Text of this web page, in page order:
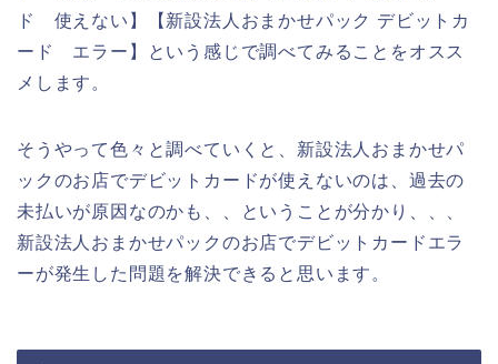
ド 使えない】【新設法人おまかせパック デビットカ
ード エラー】という感じで調べてみることをオスス
メします。
そうやって色々と調べていくと、新設法人おまかせパ
ックのお店でデビットカードが使えないのは、過去の
未払いが原因なのかも、、ということが分かり、、、
新設法人おまかせパックのお店でデビットカードエラ
ーが発生した問題を解決できると思います。